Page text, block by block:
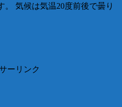
。 気候は気温20度前後で曇り
ーリンク